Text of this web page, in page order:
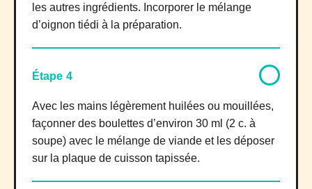
les autres ingrédients. Incorporer le mélange
d’oignon tiédi à la préparation.
Étape 4
Avec les mains légèrement huilées ou mouillées,
façonner des boulettes d’environ 30 ml (2 c. à
soupe) avec le mélange de viande et les déposer
sur la plaque de cuisson tapissée.